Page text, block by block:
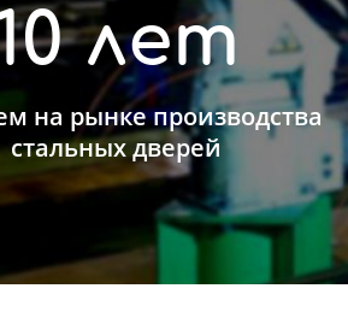
лет
на рынке производства
стальных дверей